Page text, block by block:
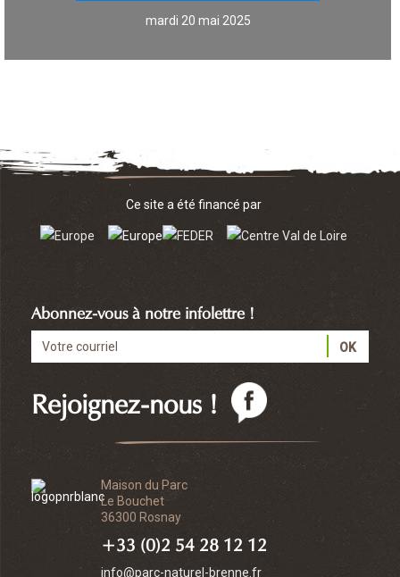
mardi 20 mai 2025
Maison du Parc
Le Bouchet
36300 Rosnay
+33 (0)2 54 28 12 12
info@parc-naturel-brenne.fr
Rejoignez-nous !
Abonnez-vous à notre infolettre !
Ce site a été financé par